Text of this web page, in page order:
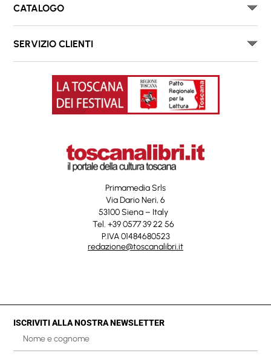
CATALOGO
SERVIZIO CLIENTI
Primamedia Srls
Via Dario Neri, 6
53100 Siena – Italy
Tel. +39 0577 39 22 56
P.IVA 01484680523
redazione@toscanalibri.it
ISCRIVITI ALLA NOSTRA NEWSLETTER